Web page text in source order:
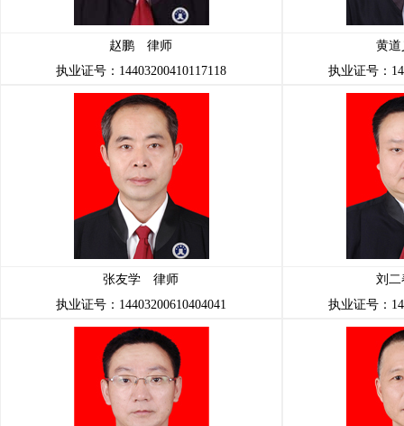
赵鹏 律师
执业证号：14403200410117118
黄
执业证号：
张友学 律师
执业证号：14403200610404041
刘
执业证号：